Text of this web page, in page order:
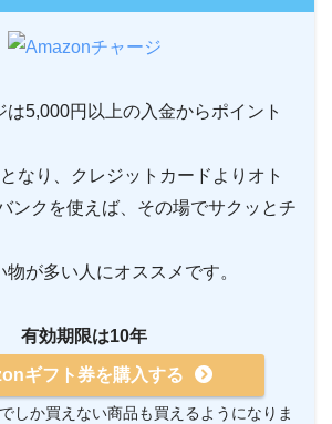
は5,000円以上の入金からポイント
なり、クレジットカードよりオト
ンクを使えば、その場でサクッとチ
が多い人にオススメです。
有効期限は10年
ギフト券を購入する
しか買えない商品も買えるようになりま